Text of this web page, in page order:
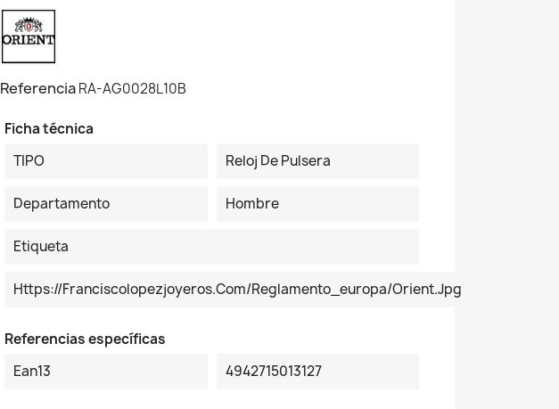
ReferenciaRA-AG0028L10B
Ficha técnica
TIPO
Reloj De Pulsera
Departamento Hombre
Etiqueta
Https://franciscolopezjoyeros.com/reglamento_europa/orient.jpg
Referencias específicas
Ean13
4942715013127